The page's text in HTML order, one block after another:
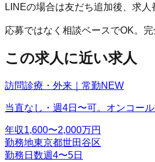
LINEの場合は友だち追加後、求人
応募ではなく相談ベースでOK。完
この求人に近い求人
訪問診療・外来｜常勤NEW
当直なし・週4日〜可。オンコー
年収1,600〜2,000万円
勤務地東京都世田谷区
勤務日数週4〜5日